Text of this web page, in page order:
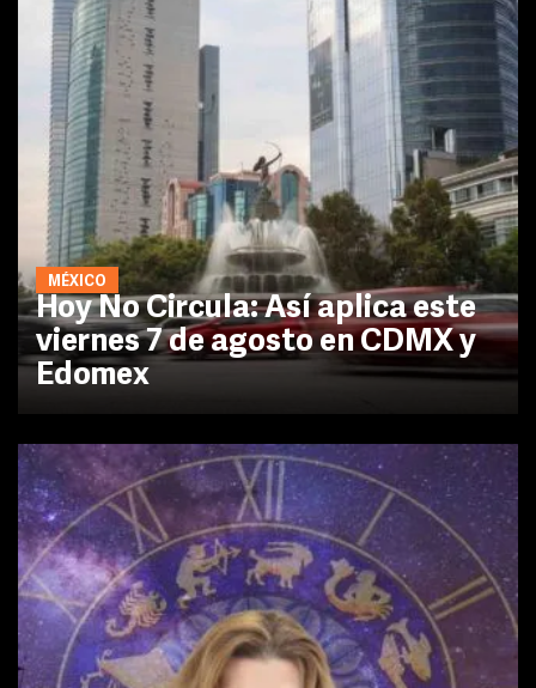
MÉXICO
Hoy No Circula: Así aplica este
viernes 7 de agosto en CDMX y
Edomex